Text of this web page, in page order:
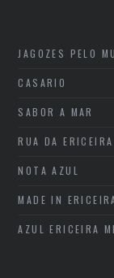
JAGOZES PELO
CASARIO
SABOR A MAR
RUA DA ERICEIRA
NOTA AZUL
MADE IN
AZUL ERICEIRA